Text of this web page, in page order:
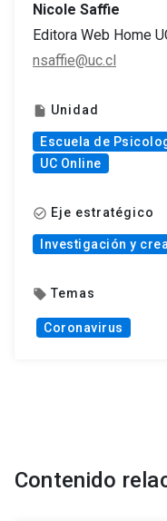
Nicole Saffie
Editora Web Home
nsaffie@uc.cl
insert_drive_file Unidad
Escuela de
UC Online
check_circle_outline Eje estratégico
Investigación y
local_offer Temas
Coronavirus
Contenido